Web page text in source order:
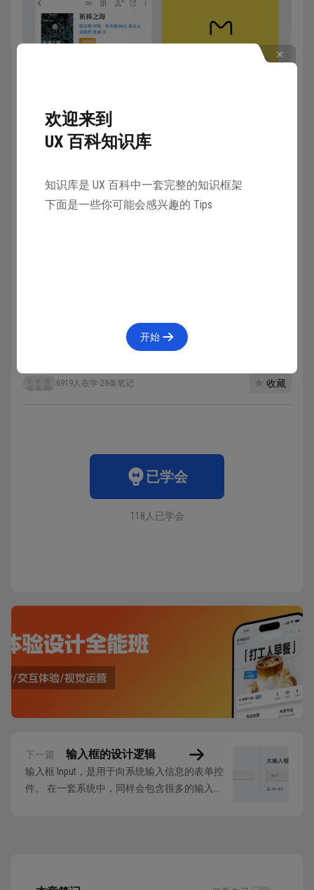
6919人在学·28条笔记 收藏
已学会
118人已学会
下一篇 输入框的设计逻辑
输入框 Input，是用于向系统输入信息的表单控
件。 在一套系统中，同样会包含很多的输入
欢迎来到
UX 百科知识库
知识库是 UX 百科中一套完整的知识框架
下面是一些你可能会感兴趣的 Tips
开始